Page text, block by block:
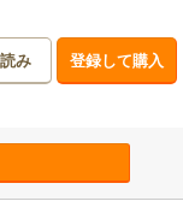
み 登録して購入